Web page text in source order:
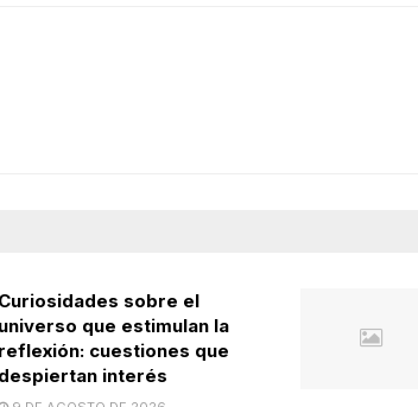
Curiosidades sobre el
universo que estimulan la
reflexión: cuestiones que
despiertan interés